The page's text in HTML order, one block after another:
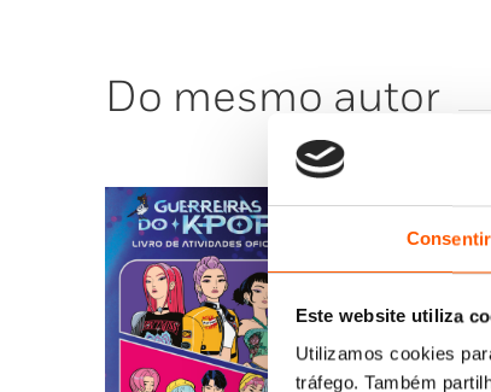
Consentir
Este website utiliza
Utilizamos cookies
tráfego. Também
Do mesmo autor